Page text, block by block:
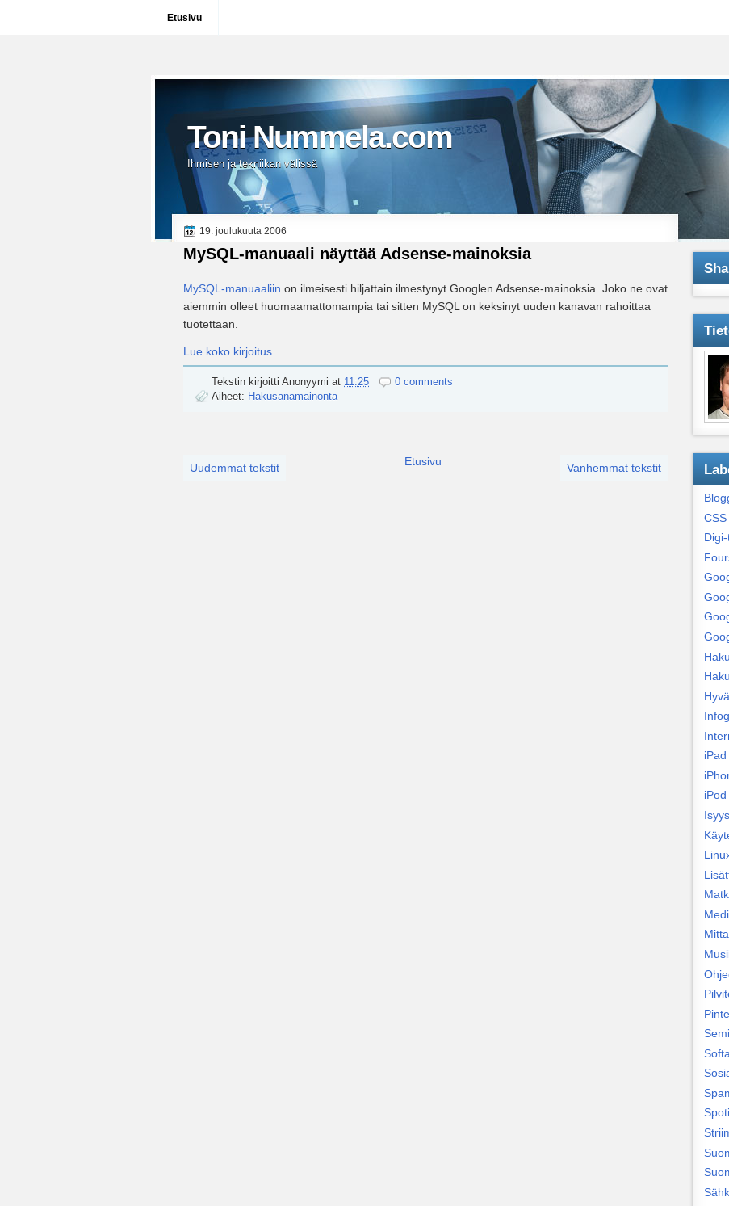
Etusivu
Toni Nummela.com
Ihmisen ja tekniikan välissä
19. joulukuuta 2006
MySQL-manuaali näyttää Adsense-mainoksia
MySQL-manuaaliin on ilmeisesti hiljattain ilmestynyt Googlen Adsense-mainoksia. Joko ne ovat
aiemmin olleet huomaamattomampia tai sitten MySQL on keksinyt uuden kanavan rahoittaa
tuotettaan.
Lue koko kirjoitus...
Tekstin kirjoitti Anonyymi at 11:25
0 comments
Aiheet: Hakusanamainonta
Uudemmat tekstit Vanhemmat tekstit
Etusivu
CSS
iPad
iPod
Isyys